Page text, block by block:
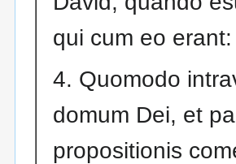
qui cum eo erant:
4. Quomodo
domum Dei, et
propositionis